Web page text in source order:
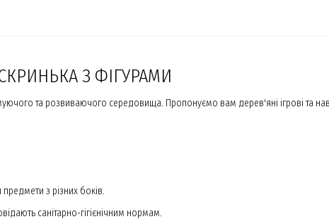
З ФІГУРАМИ
та розвиваючого середовища. Пропонуємо вам дерев'яні ігрові та
з різних боків.
санітарно-гігієнічним нормам.